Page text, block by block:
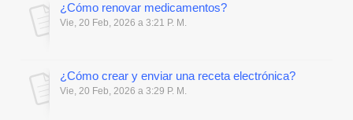
¿Cómo renovar medicamentos?
Vie, 20 Feb, 2026 a 3:21 P. M.
¿Cómo crear y enviar una receta electrónica?
Vie, 20 Feb, 2026 a 3:29 P. M.